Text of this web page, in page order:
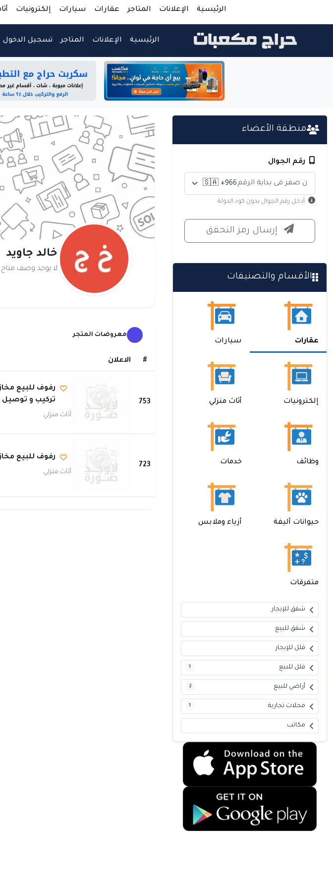
الرئيسية الإعلانات المتاجر عقارات سيارات إلكترونيات
الرئيسية الإعلانات المتاجر تسجيل الدخول
منطقة الأعضاء
رقم الجوال
أدخل رقم الجوال بدون كود الدولة
إرسال رمز التحقق
الأقسام والتصنيفات
عقارات سيارات
إلكترونيات أثاث منزلي
وظائف خدمات
حيوانات أليفة أزياء وملابس
متفرقات
شقق للإيجار
شقق للبيع
فلل للإيجار
فلل للبيع 1
أراضي للبيع 2
محلات تجارية 1
مكاتب
خالد جاويد
لا يوجد وصف متاح
معروضات المتجر
# الاعلان
753
رفوف للبيع
تركيب و توصيل
أثاث منزلي
723
رفوف للبيع
أثاث منزلي